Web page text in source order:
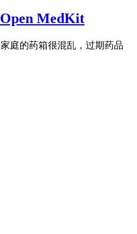
MedKit
庭的药箱很混乱，过期药品